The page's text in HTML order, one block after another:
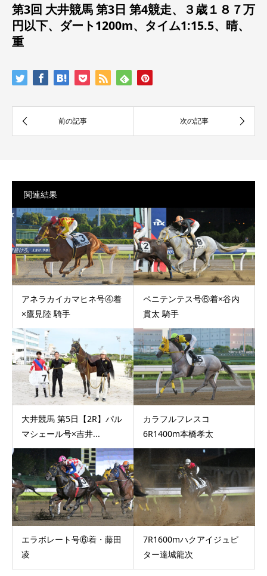
第3回 大井競馬 第3日 第4競走、
３歳１８７万
円以下、ダート1200m、タイム1:15.5、晴、
重
関連結果
アネラカイカマヒネ号④着
×鷹見陸 騎手
ペニテンテス号⑥着×谷内
貫太 騎手
大井競馬 第5日【2R】パル
マシェール号×吉井...
カラフルフレスコ
6R1400m本橋孝太
エラボレート号⑥着・藤田
凌
7R1600mハクアイジュピ
ター達城龍次